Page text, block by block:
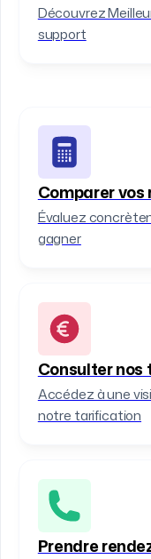
Découvrez
support
Comparer vos
Évaluez
gagner
Consulter nos
Accédez à une
notre tarification
Prendre